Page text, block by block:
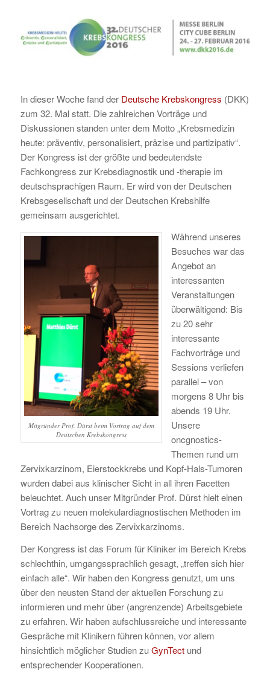
In dieser Woche fand der Deutsche Krebskongress (DKK)
zum 32. Mal statt. Die zahlreichen Vorträge und
Diskussionen standen unter dem Motto „Krebsmedizin
heute: präventiv, personalisiert, präzise und partizipativ“.
Der Kongress ist der größte und bedeutendste
Fachkongress zur Krebsdiagnostik und -therapie im
deutschsprachigen Raum. Er wird von der Deutschen
Krebsgesellschaft und der Deutschen Krebshilfe
gemeinsam ausgerichtet.
Mitgründer Prof. Dürst beim Vortrag auf dem
Deutschen Krebskongress
Während unseres
Besuches war das
Angebot an
interessanten
Veranstaltungen
überwältigend: Bis
zu 20 sehr
interessante
Fachvorträge und
Sessions verliefen
parallel – von
morgens 8 Uhr bis
abends 19 Uhr.
Unsere
oncgnostics-
Themen rund um
Zervixkarzinom, Eierstockkrebs und Kopf-Hals-Tumoren
wurden dabei aus klinischer Sicht in all ihren Facetten
beleuchtet. Auch unser Mitgründer Prof. Dürst hielt einen
Vortrag zu neuen molekulardiagnostischen Methoden im
Bereich Nachsorge des Zervixkarzinoms.
Der Kongress ist das Forum für Kliniker im Bereich Krebs
schlechthin, umgangssprachlich gesagt, „treffen sich hier
einfach alle“. Wir haben den Kongress genutzt, um uns
über den neusten Stand der aktuellen Forschung zu
informieren und mehr über (angrenzende) Arbeitsgebiete
zu erfahren. Wir haben aufschlussreiche und interessante
Gespräche mit Klinikern führen können, vor allem
hinsichtlich möglicher Studien zuGynTectund
entsprechender Kooperationen.